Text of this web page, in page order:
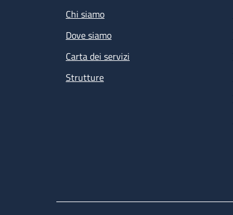
Chi siamo
Dove siamo
Carta dei servizi
Strutture